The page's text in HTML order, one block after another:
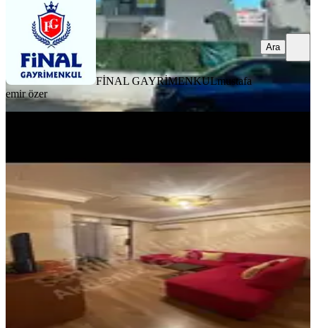
FİNAL GAYRİMENKULmustafa
emir özer
Ara
Seyhan, Reşatbey Mahallesi
1+1·55 m² ·5. Kat·06.08.2026
22.000 ₺
Akdeniz Gayrimenkul Mehmet Kızmaz